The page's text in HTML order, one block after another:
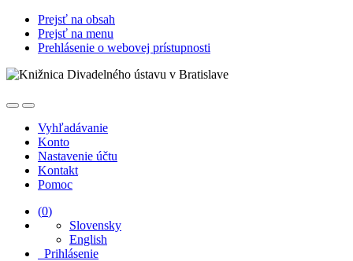
Prejsť na obsah
Prejsť na menu
Prehlásenie o webovej prístupnosti
Vyhľadávanie
Konto
Nastavenie účtu
Kontakt
Pomoc
(0)
Slovensky
English
Prihlásenie